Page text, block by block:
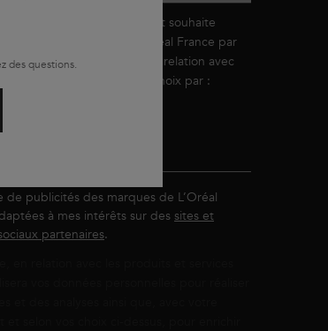
âgé(e) de 16 ans ou plus et souhaite
personnalisées de L’Oréal France par
directe et/ou indirecte, en relation avec
services de Kérastase, au choix par :
pixel de suivi*)
de publicités des marques de L’Oréal
à mes intérêts sur des sites et
partenaires.
des questions.